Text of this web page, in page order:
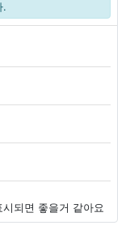
.
되면 좋을거 같아요